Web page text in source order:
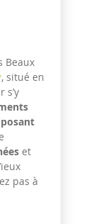
Beaux
, situé en
s’y
et
pas à